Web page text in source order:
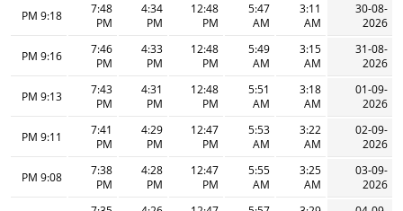
30-08-
2026
3:11
AM
5:47
AM
12:48
PM
4:34
PM
7:48
PM
9:18 PM
31-08-
2026
3:15
AM
5:49
AM
12:48
PM
4:33
PM
7:46
PM
9:16 PM
01-09-
2026
3:18
AM
5:51
AM
12:48
PM
4:31
PM
7:43
PM
9:13 PM
02-09-
2026
3:22
AM
5:53
AM
12:47
PM
4:29
PM
7:41
PM
9:11 PM
03-09-
2026
3:25
AM
5:55
AM
12:47
PM
4:28
PM
7:38
PM
9:08 PM